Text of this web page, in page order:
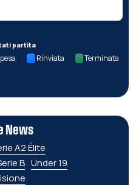
partita
Rinviata Terminata
News
A2 Élite
B Under 19